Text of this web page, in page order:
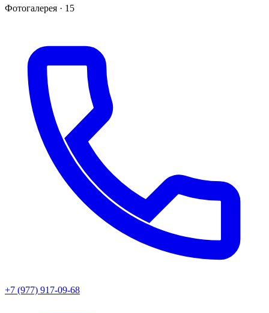
Фотогалерея · 15
+7 (977) 917-09-68